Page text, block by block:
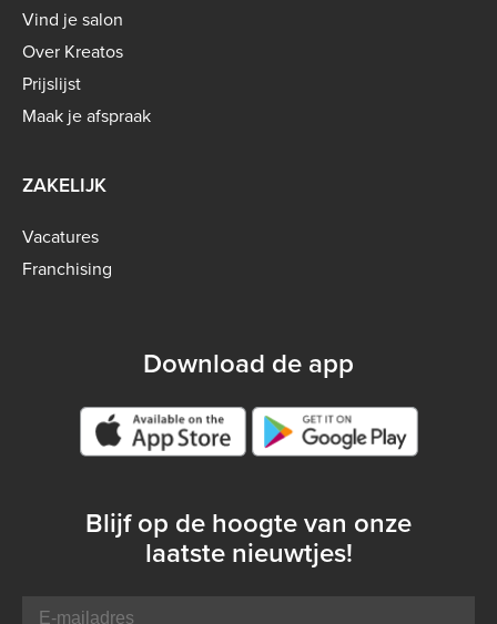
Footer
menu
-
B2C
Vind je salon
Over Kreatos
Prijslijst
Maak je afspraak
ZAKELIJK
Vacatures
Franchising
Download de app
Google play store
Blijf op de hoogte van onze
laatste nieuwtjes!